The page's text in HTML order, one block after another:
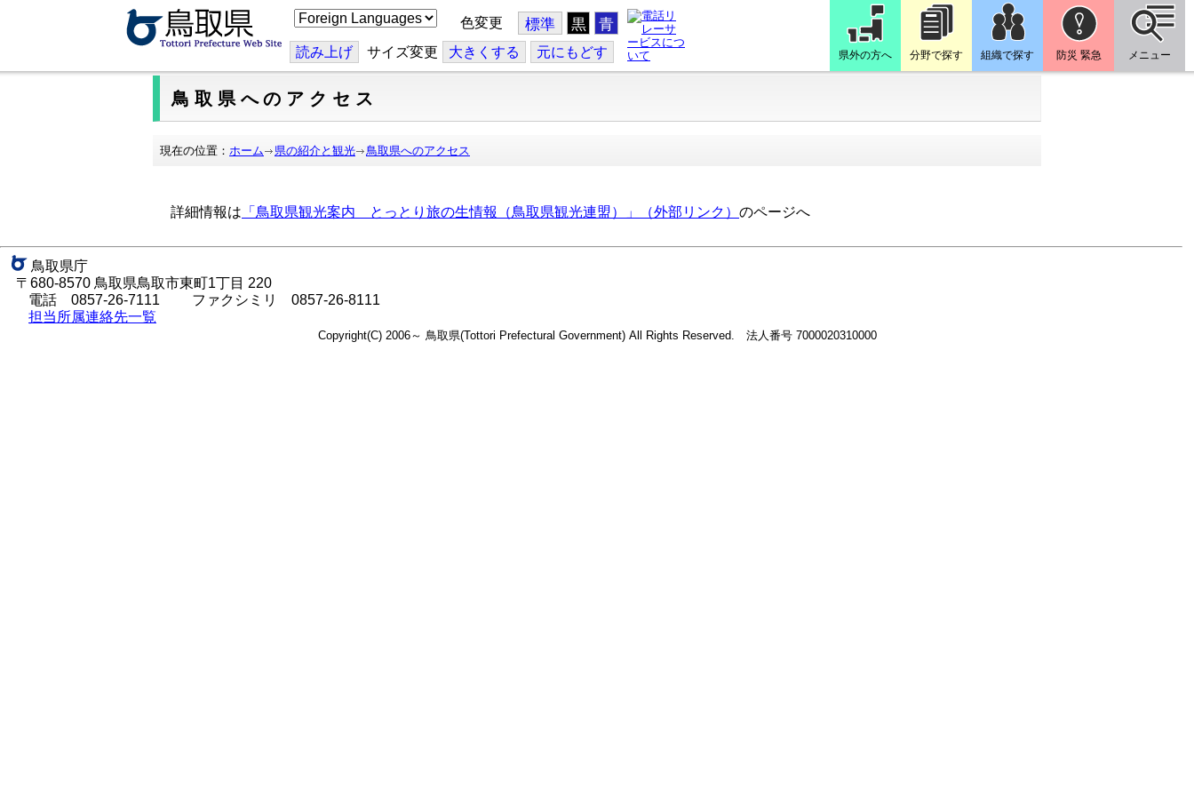
こ
の
ジ
を
翻
訳
色変更 標準 黒 青
読み上げ サイズ変更 大きくする 元にもどす 県外の方へ 分野で探す 組織で探す 防災 緊急 メニュー
鳥取県へのアクセス
現在の位置： ホーム 県の紹介と観光 鳥取県へのアクセス
詳細情報は 「鳥取県観光案内 とっとり旅の生情報（鳥取県観光連盟）」（外部リンク） のページへ
鳥取県庁
〒680-8570 鳥取県鳥取市東町1丁目 220
電話 0857-26-7111 ファクシミリ 0857-26-8111
担当所属連絡先一覧
Copyright(C) 2006～ 鳥取県(Tottori Prefectural Government) All Rights Reserved. 法人番号 7000020310000